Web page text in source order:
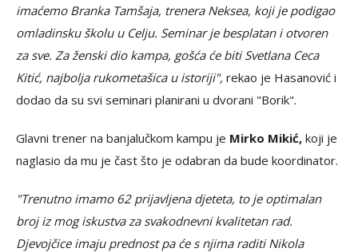
imaćemo Branka Tamšaja, trenera Neksea, koji je podigao
omladinsku školu u Celju. Seminar je besplatan i otvoren
za sve. Za ženski dio kampa, gošća će biti Svetlana Ceca
Kitić, najbolja rukometašica u istoriji", rekao je Hasanović i
dodao da su svi seminari planirani u dvorani "Borik".
Glavni trener na banjalučkom kampu je Mirko Mikić, koji je
naglasio da mu je čast što je odabran da bude koordinator.
"Trenutno imamo 62 prijavljena djeteta, to je optimalan
broj iz mog iskustva za svakodnevni kvalitetan rad.
Djevojčice imaju prednost pa će s njima raditi Nikola